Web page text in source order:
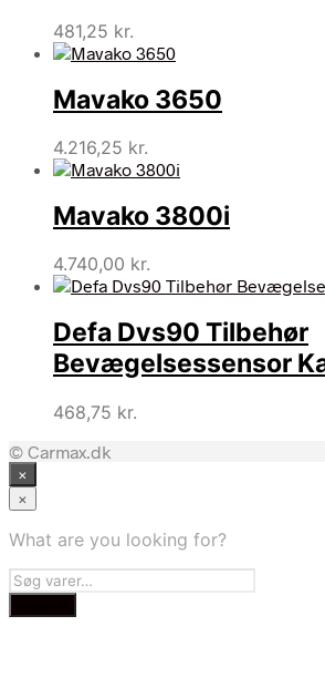
481,25 kr.
Mavako 3650
4.216,25 kr.
Mavako 3800i
4.740,00 kr.
Defa Dvs90 Tilbehør
Bevægelsessensor
468,75 kr.
© Carmax.dk
×
×
What are you looking for?